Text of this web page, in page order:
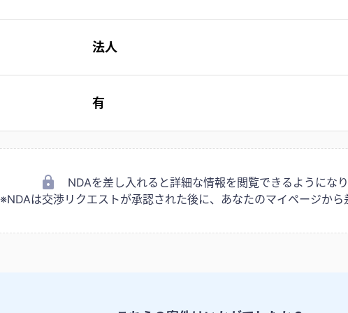
法人
有
NDAを差し入れると詳細な情報を閲覧できるようになり
※NDAは交渉リクエストが承認された後に、あなたのマイページから